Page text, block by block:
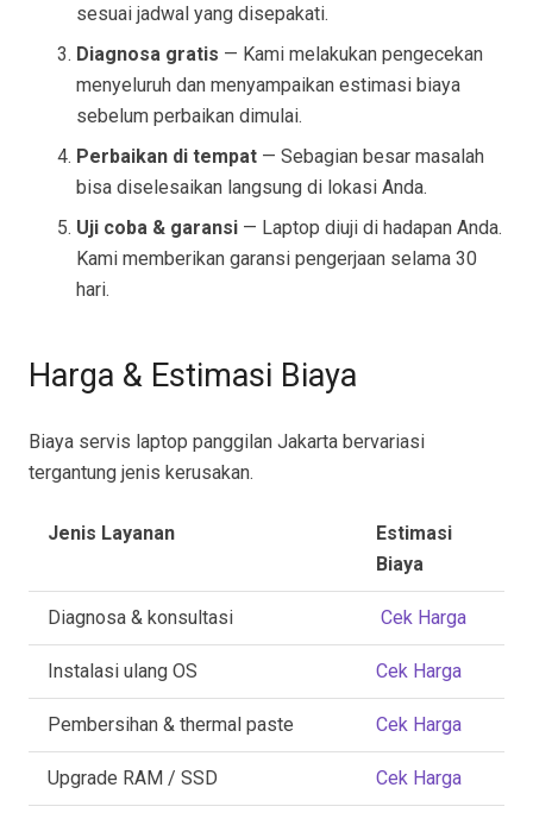
sesuai jadwal yang disepakati.
Diagnosa gratis — Kami melakukan pengecekan
menyeluruh dan menyampaikan estimasi biaya
sebelum perbaikan dimulai.
Perbaikan di tempat — Sebagian besar masalah
bisa diselesaikan langsung di lokasi Anda.
Uji coba & garansi — Laptop diuji di hadapan Anda.
Kami memberikan garansi pengerjaan selama 30
hari.
Harga & Estimasi Biaya
Biaya servis laptop panggilan Jakarta bervariasi
tergantung jenis kerusakan.
Jenis Layanan
Estimasi
Biaya
Diagnosa & konsultasi Cek Harga
Instalasi ulang OS Cek Harga
Pembersihan & thermal paste Cek Harga
Upgrade RAM / SSD Cek Harga